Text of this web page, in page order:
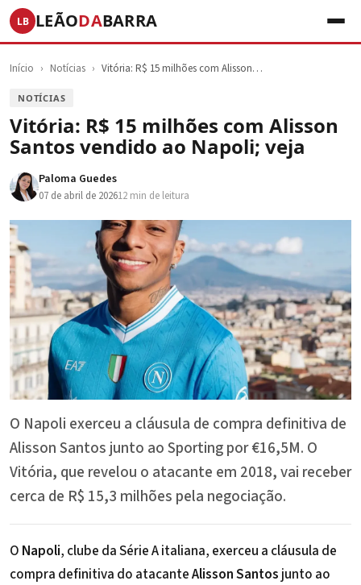
LB LEÃODABARRA
Início › Notícias › Vitória: R$ 15 milhões com Alisson…
NOTÍCIAS
Vitória: R$ 15 milhões com Alisson
Santos vendido ao Napoli; veja
Paloma Guedes
07 de abril de 202612 min de leitura
O Napoli exerceu a cláusula de compra definitiva de
Alisson Santos junto ao Sporting por €16,5M. O
Vitória, que revelou o atacante em 2018, vai receber
cerca de R$ 15,3 milhões pela negociação.
O Napoli, clube da Série A italiana, exerceu a cláusula de
compra definitiva do atacanteAlisson Santos junto ao